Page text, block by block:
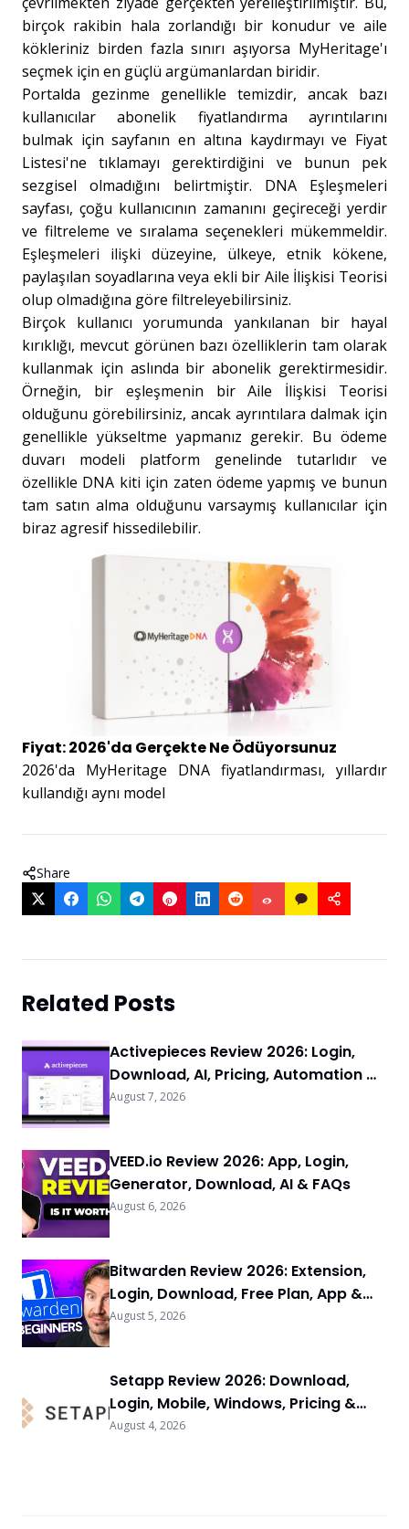
birçok rakibin hala zorlandığı bir konudur ve aile
kökleriniz birden fazla sınırı aşıyorsa MyHeritage'ı
seçmek için en güçlü argümanlardan biridir.
Portalda gezinme genellikle temizdir, ancak bazı
kullanıcılar abonelik fiyatlandırma ayrıntılarını
bulmak için sayfanın en altına kaydırmayı ve Fiyat
Listesi'ne tıklamayı gerektirdiğini ve bunun pek
sezgisel olmadığını belirtmiştir. DNA Eşleşmeleri
sayfası, çoğu kullanıcının zamanını geçireceği yerdir
ve filtreleme ve sıralama seçenekleri mükemmeldir.
Eşleşmeleri ilişki düzeyine, ülkeye, etnik kökene,
paylaşılan soyadlarına veya ekli bir Aile İlişkisi Teorisi
olup olmadığına göre filtreleyebilirsiniz.
Birçok kullanıcı yorumunda yankılanan bir hayal
kırıklığı, mevcut görünen bazı özelliklerin tam olarak
kullanmak için aslında bir abonelik gerektirmesidir.
Örneğin, bir eşleşmenin bir Aile İlişkisi Teorisi
olduğunu görebilirsiniz, ancak ayrıntılara dalmak için
genellikle yükseltme yapmanız gerekir. Bu ödeme
duvarı modeli platform genelinde tutarlıdır ve
özellikle DNA kiti için zaten ödeme yapmış ve bunun
tam satın alma olduğunu varsaymış kullanıcılar için
biraz agresif hissedilebilir.
Fiyat: 2026'da Gerçekte Ne Ödüyorsunuz
2026'da MyHeritage DNA fiyatlandırması, yıllardır
kullandığı aynı model
Share
Related Posts
Activepieces Review 2026: Login,
Download, AI, Pricing, Automation &
FAQs
August 7, 2026
VEED.io Review 2026: App, Login,
Generator, Download, AI & FAQs
August 6, 2026
Bitwarden Review 2026: Extension,
Login, Download, Free Plan, App &
FAQs
August 5, 2026
Setapp Review 2026: Download,
Login, Mobile, Windows, Pricing &
FAQs
August 4, 2026